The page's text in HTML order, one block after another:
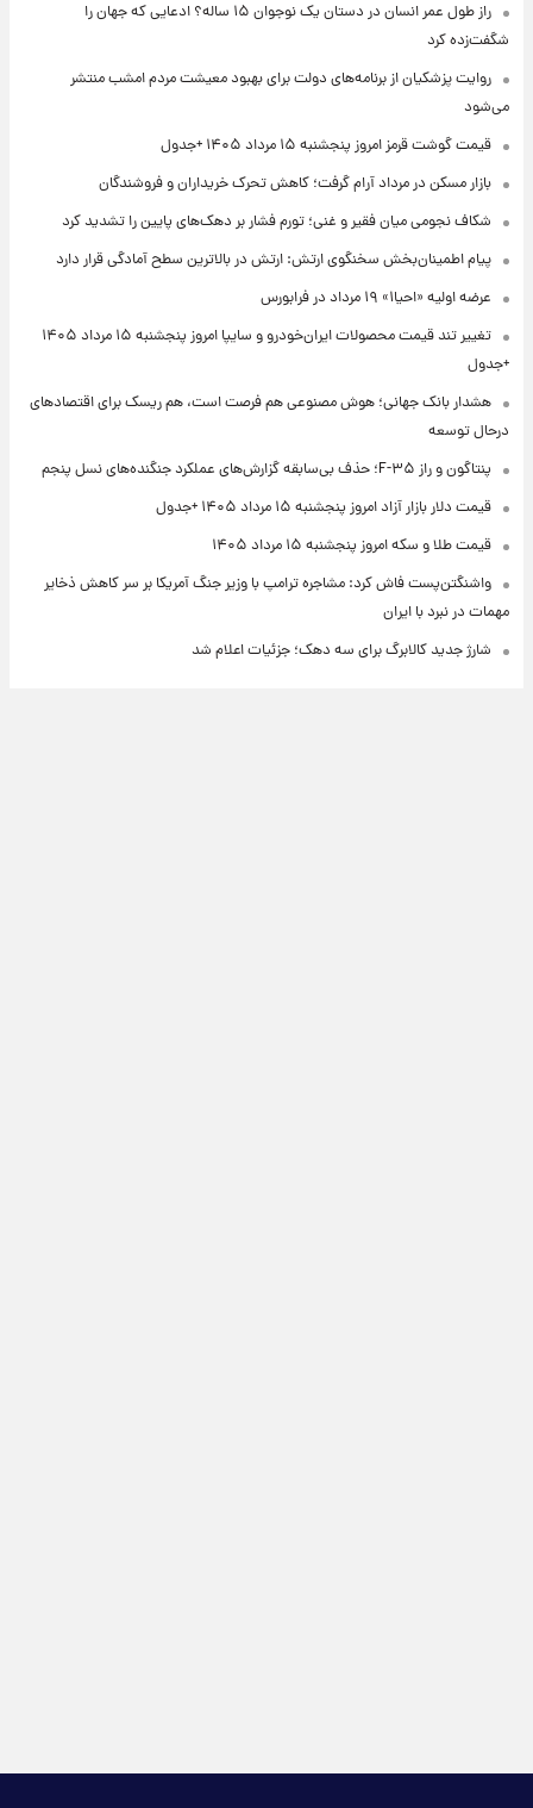
راز طول عمر انسان در دستان یک نوجوان ۱۵ ساله؟ ادعایی که جهان را
شگفت‌زده کرد
روایت پزشکیان از برنامه‌های دولت برای بهبود معیشت مردم امشب منتشر
می‌شود
قیمت گوشت قرمز امروز پنجشنبه ۱۵ مرداد ۱۴۰۵ +جدول
بازار مسکن در مرداد آرام گرفت؛ کاهش تحرک خریداران و فروشندگان
شکاف نجومی میان فقیر و غنی؛ تورم فشار بر دهک‌های پایین را تشدید کرد
پیام اطمینان‌بخش سخنگوی ارتش: ارتش در بالاترین سطح آمادگی قرار دارد
عرضه اولیه «احیا۱» ۱۹ مرداد در فرابورس
تغییر تند قیمت محصولات ایران‌خودرو و سایپا امروز پنجشنبه ۱۵ مرداد ۱۴۰۵
+جدول
هشدار بانک جهانی؛ هوش مصنوعی هم فرصت است، هم ریسک برای اقتصادهای
درحال توسعه
پنتاگون و راز F-۳۵؛ حذف بی‌سابقه گزارش‌های عملکرد جنگنده‌های نسل پنجم
قیمت دلار بازار آزاد امروز پنجشنبه ۱۵ مرداد ۱۴۰۵ +جدول
قیمت طلا و سکه امروز پنجشنبه ۱۵ مرداد ۱۴۰۵
واشنگتن‌پست فاش کرد: مشاجره ترامپ با وزیر جنگ آمریکا بر سر کاهش ذخایر
مهمات در نبرد با ایران
شارژ جدید کالابرگ برای سه دهک؛ جزئیات اعلام شد